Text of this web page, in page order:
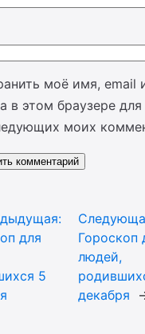
моё имя, email
в этом браузере для
моих
для
5
Гороскоп
людей,
декабря